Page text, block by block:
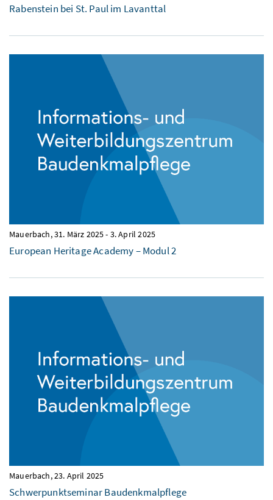
Rabenstein bei St. Paul im Lavanttal
Mauerbach,31. März 2025- 3. April 2025
European Heritage Academy – Modul 2
Mauerbach,23. April 2025
Schwerpunktseminar Baudenkmalpflege